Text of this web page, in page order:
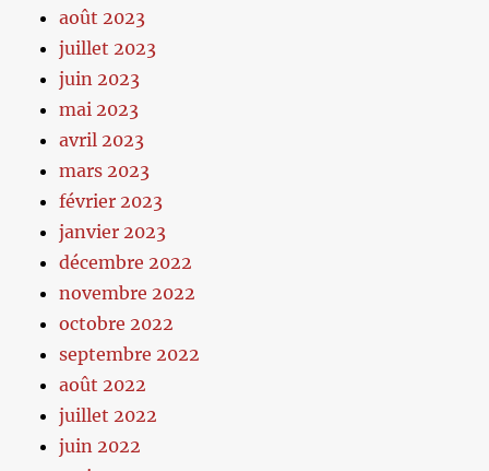
août 2023
juillet 2023
juin 2023
mai 2023
avril 2023
mars 2023
février 2023
janvier 2023
décembre 2022
novembre 2022
octobre 2022
septembre 2022
août 2022
juillet 2022
juin 2022